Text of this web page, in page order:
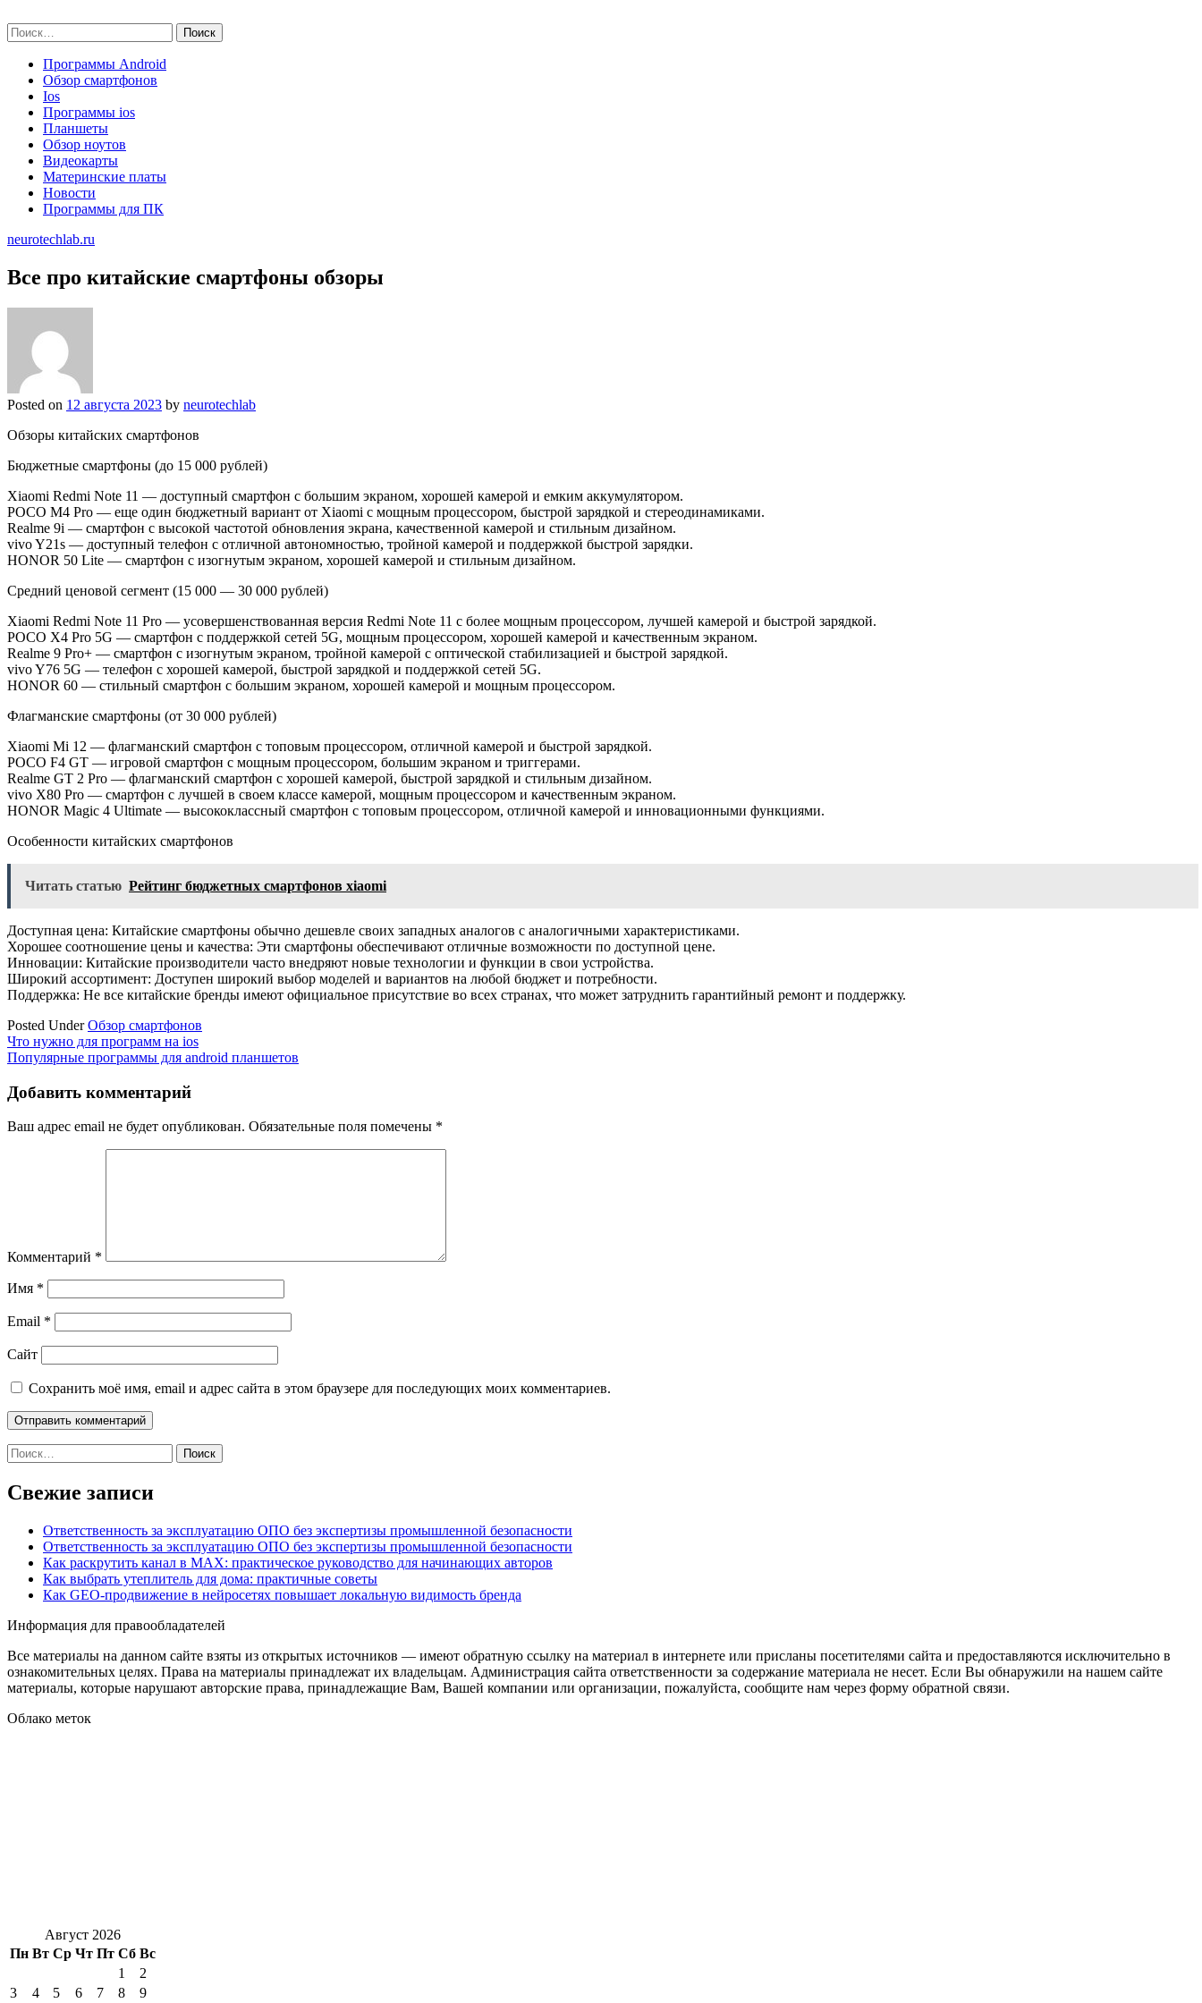
to
content
Найти:
Программы Android
Обзор смартфонов
Ios
Программы ios
Планшеты
Обзор ноутов
Видеокарты
Материнские платы
Новости
Программы для ПК
neurotechlab.ru
Все про китайские смартфоны обзоры
Posted on 12 августа 2023 by neurotechlab
Обзоры китайских смартфонов
Бюджетные смартфоны (до 15 000 рублей)
Xiaomi Redmi Note 11 — доступный смартфон с большим экраном, хорошей камерой и емким аккумулятором.
POCO M4 Pro — еще один бюджетный вариант от Xiaomi с мощным процессором, быстрой зарядкой и стереодинамиками.
Realme 9i — смартфон с высокой частотой обновления экрана, качественной камерой и стильным дизайном.
vivo Y21s — доступный телефон с отличной автономностью, тройной камерой и поддержкой быстрой зарядки.
HONOR 50 Lite — смартфон с изогнутым экраном, хорошей камерой и стильным дизайном.
Средний ценовой сегмент (15 000 — 30 000 рублей)
Xiaomi Redmi Note 11 Pro — усовершенствованная версия Redmi Note 11 с более мощным процессором, лучшей камерой и быстрой зарядкой.
POCO X4 Pro 5G — смартфон с поддержкой сетей 5G, мощным процессором, хорошей камерой и качественным экраном.
Realme 9 Pro+ — смартфон с изогнутым экраном, тройной камерой с оптической стабилизацией и быстрой зарядкой.
vivo Y76 5G — телефон с хорошей камерой, быстрой зарядкой и поддержкой сетей 5G.
HONOR 60 — стильный смартфон с большим экраном, хорошей камерой и мощным процессором.
Флагманские смартфоны (от 30 000 рублей)
Xiaomi Mi 12 — флагманский смартфон с топовым процессором, отличной камерой и быстрой зарядкой.
POCO F4 GT — игровой смартфон с мощным процессором, большим экраном и триггерами.
Realme GT 2 Pro — флагманский смартфон с хорошей камерой, быстрой зарядкой и стильным дизайном.
vivo X80 Pro — смартфон с лучшей в своем классе камерой, мощным процессором и качественным экраном.
HONOR Magic 4 Ultimate — высококлассный смартфон с топовым процессором, отличной камерой и инновационными функциями.
Особенности китайских смартфонов
Читать статью Рейтинг бюджетных смартфонов xiaomi
Доступная цена: Китайские смартфоны обычно дешевле своих западных аналогов с аналогичными характеристиками.
Хорошее соотношение цены и качества: Эти смартфоны обеспечивают отличные возможности по доступной цене.
Инновации: Китайские производители часто внедряют новые технологии и функции в свои устройства.
Широкий ассортимент: Доступен широкий выбор моделей и вариантов на любой бюджет и потребности.
Поддержка: Не все китайские бренды имеют официальное присутствие во всех странах, что может затруднить гарантийный ремонт и поддержку.
Posted UnderОбзор смартфонов
Навигация
по
записям
Что нужно для программ на ios
Популярные программы для android планшетов
Добавить комментарий
Ваш адрес email не будет опубликован. Обязательные поля помечены *
Комментарий *
Имя *
Email *
Сайт
Сохранить моё имя, email и адрес сайта в этом браузере для последующих моих комментариев.
Найти:
Свежие записи
Ответственность за эксплуатацию ОПО без экспертизы промышленной безопасности
Ответственность за эксплуатацию ОПО без экспертизы промышленной безопасности
Как раскрутить канал в MAX: практическое руководство для начинающих авторов
Как выбрать утеплитель для дома: практичные советы
Как GEO‑продвижение в нейросетях повышает локальную видимость бренда
Информация для правообладателей
Все материалы на данном сайте взяты из открытых источников — имеют обратную ссылку на материал в интернете или присланы посетителями сайта и предоставляются исключительно в
ознакомительных целях. Права на материалы принадлежат их владельцам. Администрация сайта ответственности за содержание материала не несет. Если Вы обнаружили на нашем сайте
материалы, которые нарушают авторские права, принадлежащие Вам, Вашей компании или организации, пожалуйста, сообщите нам через форму обратной связи.
Облако меток
Август 2026
Пн Вт Ср Чт Пт Сб Вс
1
2
3
4 5 6 7 8 9